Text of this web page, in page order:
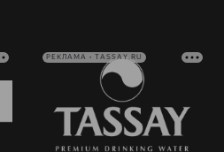
РЕКЛАМА • TASSAY.RU